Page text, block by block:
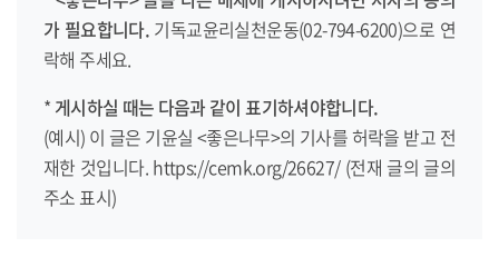
가 필요합니다.기독교윤리실천운동(02-794-6200)으로 연
락해 주세요.
* 게시하실 때는 다음과 같이 표기하셔야합니다.
(예시) 이 글은 기윤실 <좋은나무>의 기사를 허락을 받고 전
재한 것입니다. https://cemk.org/26627/ (전재 글의 글의
주소 표시)